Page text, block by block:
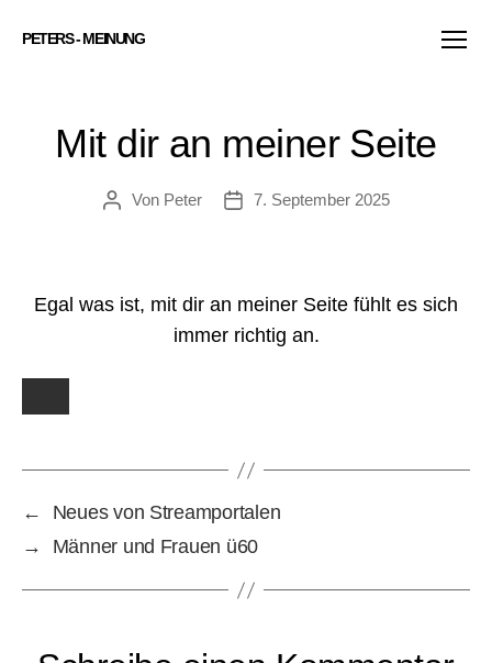
PETERS - MEINUNG
Mit dir an meiner Seite
Beitragsautor
Von Peter Veröffentlichungsdatum
7. September 2025
Egal was ist, mit dir an meiner Seite fühlt es sich
immer richtig an.
←
Neues von Streamportalen
→
Männer und Frauen ü60